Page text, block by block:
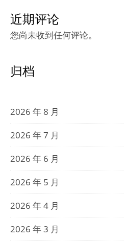
近期评论
您尚未收到任何评论。
归档
2026 年 8 月
2026 年 7 月
2026 年 6 月
2026 年 5 月
2026 年 4 月
2026 年 3 月